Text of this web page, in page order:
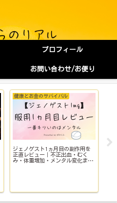
プロフィール
お問い合わせ/お便り
健康とお金のサバイバル
ジェノゲスト1ヵ月目の副作用を
正直レビュー｜不正出血・むく
み・体重増加・メンタル変化まで